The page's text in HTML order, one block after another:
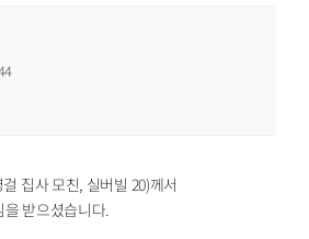
집사 모친, 실버빌 20)께서
받으셨습니다.